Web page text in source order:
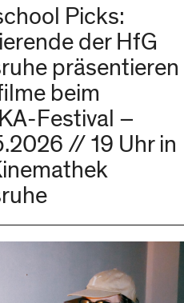
Picks:
der HfG
präsentieren
beim
Festival –
// 19 Uhr in